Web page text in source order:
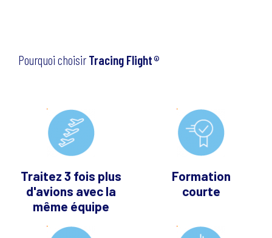
Pourquoi choisir Tracing Flight ©
Traitez 3 fois plus
d'avions avec la
même équipe
Formation
courte